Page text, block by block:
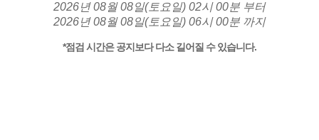
2026년 08월 08일(토요일) 02시 00분 부터
2026년 08월 08일(토요일) 06시 00분 까지
*점검 시간은 공지보다 다소 길어질 수 있습니다.